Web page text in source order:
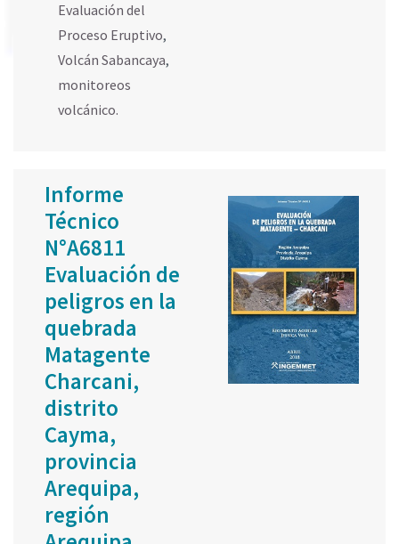
Evaluación del
Proceso Eruptivo,
Volcán Sabancaya,
monitoreos
volcánico.
Informe
Técnico
N°A6811
Evaluación de
peligros en la
quebrada
Matagente
Charcani,
distrito
Cayma,
provincia
Arequipa,
región